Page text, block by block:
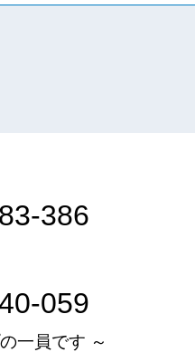
386
059
一員です ～